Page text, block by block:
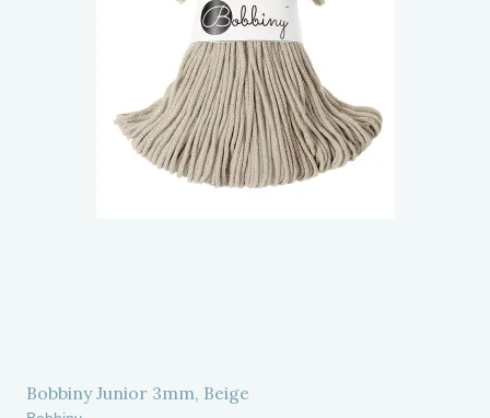
Bobbiny Junior 3mm, Beige